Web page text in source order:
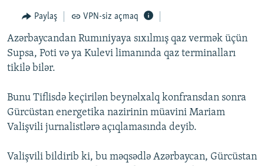
FƏRQƏ BAX
QANUNI DOĞRU
ARAŞDIRMA
VIDEO
FOTOQALEREYA
KARIKATURA
RADIO ARXIV
OXU ZALI
İSLAM VƏ DEMOKRATIYA
HAQQIMIZDA
PEŞƏ ETIKASI VƏ JURNALISTIKA STANDARTLARIMIZ
BIZI IZLƏ
Paylaş VPN-siz açmaq
Azərbaycandan Rumıniyaya sıxılmış qaz vermək üçün
Supsa, Poti və ya Kulevi limanında qaz terminalları
tikilə bilər.
Bunu Tiflisdə keçirilən beynəlxalq konfransdan sonra
Gürcüstan energetika nazirinin müavini Mariam
Valişvili jurnalistlərə açıqlamasında deyib.
Valişvili bildirib ki, bu məqsədlə Azərbaycan, Gürcüstan